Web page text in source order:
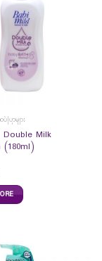
ြာများ
Double Milk
(180ml)